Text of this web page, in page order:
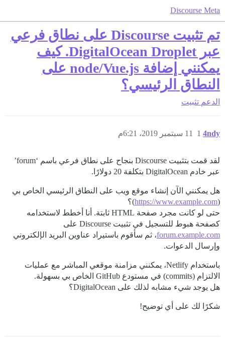
Discourse Meta
تم تثبيت Discourse على نطاق فرعي
عبر DigitalOcean Droplet. كيف
يمكنني إضافة node/Vue.js على
النطاق الرئيسي؟
الدعم تثبيت
4ndy 11 سبتمبر 2019، 6:21م 1
لقد قمت بتثبيت Discourse بنجاح على نطاق فرعي باسم ‘forum’
عبر خادم DigitalOcean بتكلفة 20 دولارًا.
هل يمكنني الآن إنشاء موقع ويب على النطاق الرئيسي الخاص بي
(
https://www.example.com)؟
حتى لو كانت مجرد صفحة HTML ثابتة. أنا أخطط لاستخدامه
كصفحة هبوط للتسجيل في تثبيت Discourse على
forum.example.com، ثم سأقوم باستيراد عناوين البريد الإلكتروني
وإرسال الدعوات.
باستخدام Netlify، يمكنني مزامنة موقعي المباشر مع عمليات
الالتزام (commits) في مستودع GitHub الخاص بي بسهولة.
هل يوجد شيء مشابه لذلك على DigitalOcean؟
شكرًا لك على أي توضيح!